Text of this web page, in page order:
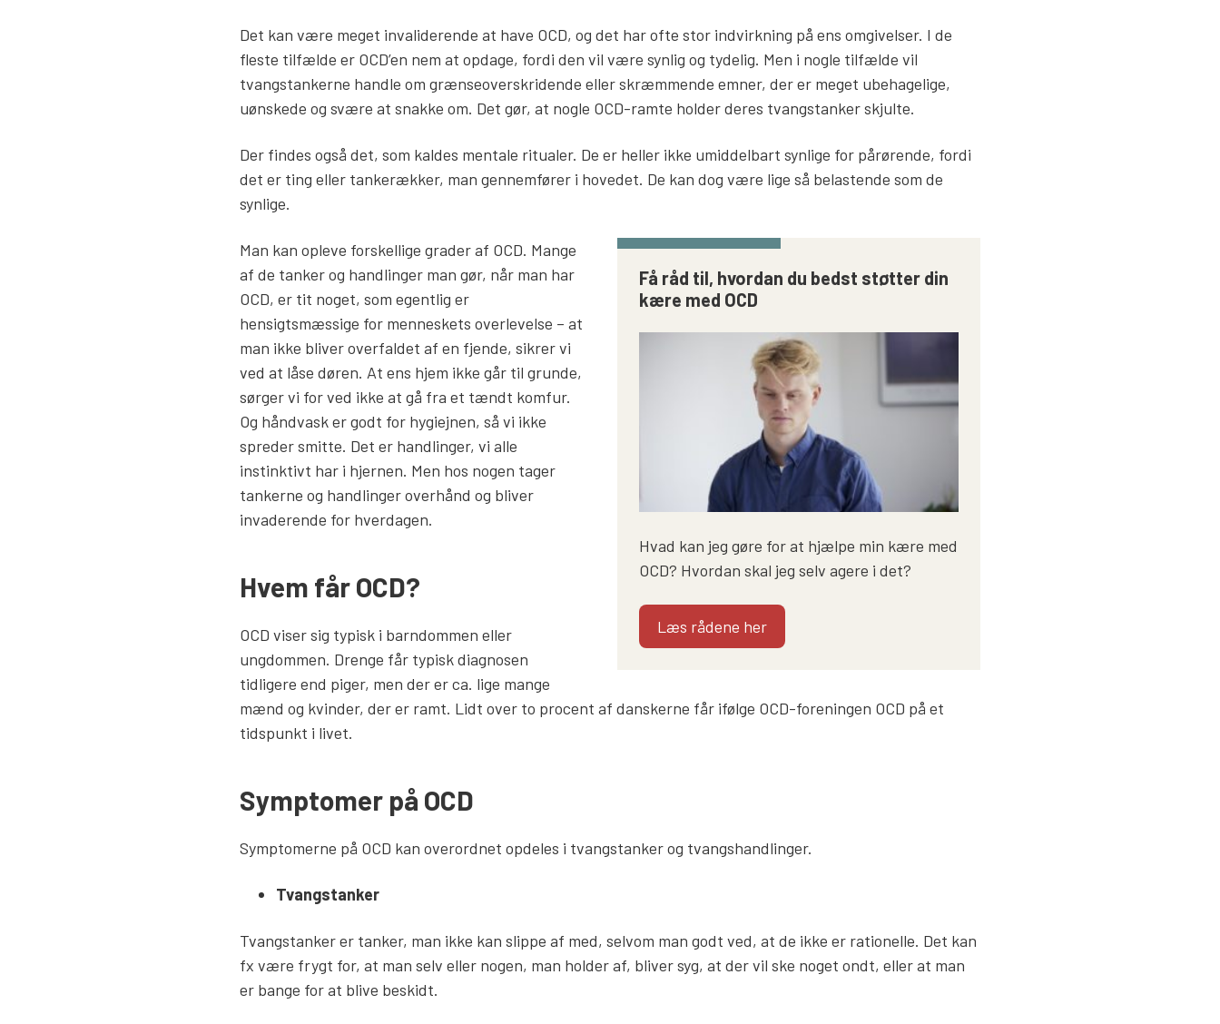
Det kan være meget invaliderende at have OCD, og det har ofte stor indvirkning på ens omgivelser. I de
fleste tilfælde er OCD’en nem at opdage, fordi den vil være synlig og tydelig. Men i nogle tilfælde vil
tvangstankerne handle om grænseoverskridende eller skræmmende emner, der er meget ubehagelige,
uønskede og svære at snakke om. Det gør, at nogle OCD-ramte holder deres tvangstanker skjulte.
Der findes også det, som kaldes mentale ritualer. De er heller ikke umiddelbart synlige for pårørende, fordi
det er ting eller tankerækker, man gennemfører i hovedet. De kan dog være lige så belastende som de
synlige.
Få råd til, hvordan du bedst støtter din
kære med OCD
Hvad kan jeg gøre for at hjælpe min kære med
OCD? Hvordan skal jeg selv agere i det?
Læs rådene her
Man kan opleve forskellige grader af OCD. Mange
af de tanker og handlinger man gør, når man har
OCD, er tit noget, som egentlig er
hensigtsmæssige for menneskets overlevelse – at
man ikke bliver overfaldet af en fjende, sikrer vi
ved at låse døren. At ens hjem ikke går til grunde,
sørger vi for ved ikke at gå fra et tændt komfur.
Og håndvask er godt for hygiejnen, så vi ikke
spreder smitte. Det er handlinger, vi alle
instinktivt har i hjernen. Men hos nogen tager
tankerne og handlinger overhånd og bliver
invaderende for hverdagen.
Hvem får OCD?
OCD viser sig typisk i barndommen eller
ungdommen. Drenge får typisk diagnosen
tidligere end piger, men der er ca. lige mange
mænd og kvinder, der er ramt. Lidt over to procent af danskerne får ifølge OCD-foreningen OCD på et
tidspunkt i livet.
Symptomer på OCD
Symptomerne på OCD kan overordnet opdeles i tvangstanker og tvangshandlinger.
Tvangstanker
Tvangstanker er tanker, man ikke kan slippe af med, selvom man godt ved, at de ikke er rationelle. Det kan
fx være frygt for, at man selv eller nogen, man holder af, bliver syg, at der vil ske noget ondt, eller at man
er bange for at blive beskidt.